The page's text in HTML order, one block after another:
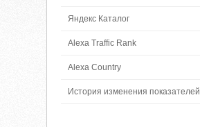
Яндекс Каталог
Alexa Traffic Rank
Alexa Country
История изменения показателей